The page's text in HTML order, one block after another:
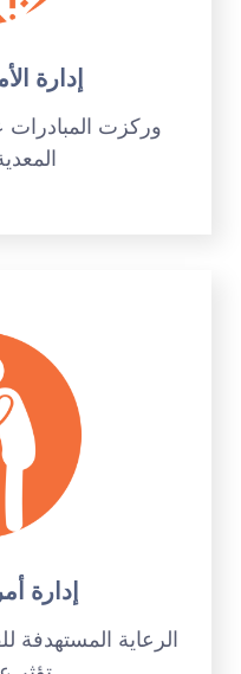
إدارة
وركزت المبادرات
إدارة
الرعاية المستهدفة